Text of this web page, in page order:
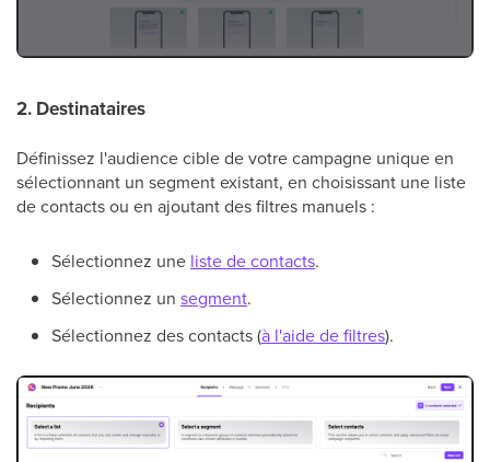
2. Destinataires
Définissez l'audience cible de votre campagne unique en
sélectionnant un segment existant, en choisissant une liste
de contacts ou en ajoutant des filtres manuels :
Sélectionnez une liste de contacts.
Sélectionnez un segment.
Sélectionnez des contacts (à l'aide de filtres).